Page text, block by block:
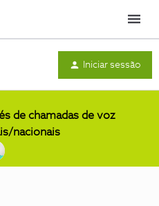
Menu
Iniciar sessão
de chamadas de voz
nacionais